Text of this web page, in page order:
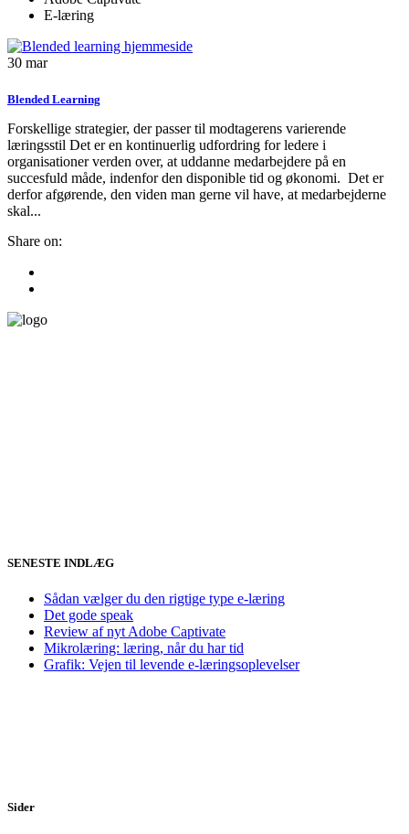
E-læring
30 mar
Blended Learning
Forskellige strategier, der passer til modtagerens varierende
læringsstil Det er en kontinuerlig udfordring for ledere i
organisationer verden over, at uddanne medarbejdere på en
succesfuld måde, indenfor den disponible tid og økonomi. Det er
derfor afgørende, den viden man gerne vil have, at medarbejderne
skal...
Share on:
SENESTE INDLÆG
Sådan vælger du den rigtige type e-læring
Det gode speak
Review af nyt Adobe Captivate
Mikrolæring: læring, når du har tid
Grafik: Vejen til levende e-læringsoplevelser
Sider